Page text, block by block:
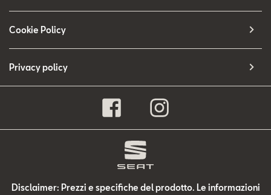
Cookie Policy
Privacy policy
Disclaimer: Prezzi e specifiche del prodotto. Le informazioni